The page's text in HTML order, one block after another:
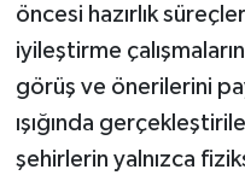
öncesi hazırlık
iyileştirme
görüş ve önerilerini
ışığında
şehirlerin yalnızca